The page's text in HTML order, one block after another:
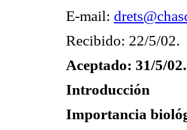
E-mail:
Recibido: 22/5/02.
Aceptado: 31/5/02.
Introducción
Importancia